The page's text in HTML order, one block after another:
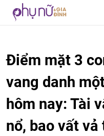
Điểm mặt 3
vang danh
hôm nay: Tài
nổ, bao vất